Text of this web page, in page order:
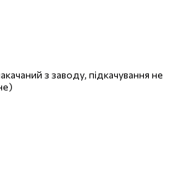
з заводу, підкачування не